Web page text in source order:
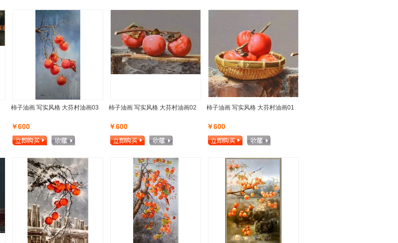
柿子油画 写实风格 大芬村油画03
￥600
柿子油画 写实风格 大芬村油画02
￥600
柿子油画 写实风格 大芬村油画01
￥600